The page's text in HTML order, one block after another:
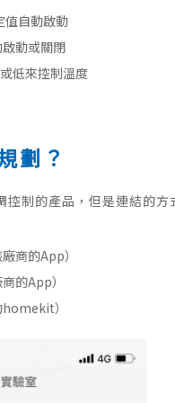
值自動啟動
動或關閉
低來控制溫度
劃？
控制的產品，但是連結的
商的App）
的App）
）